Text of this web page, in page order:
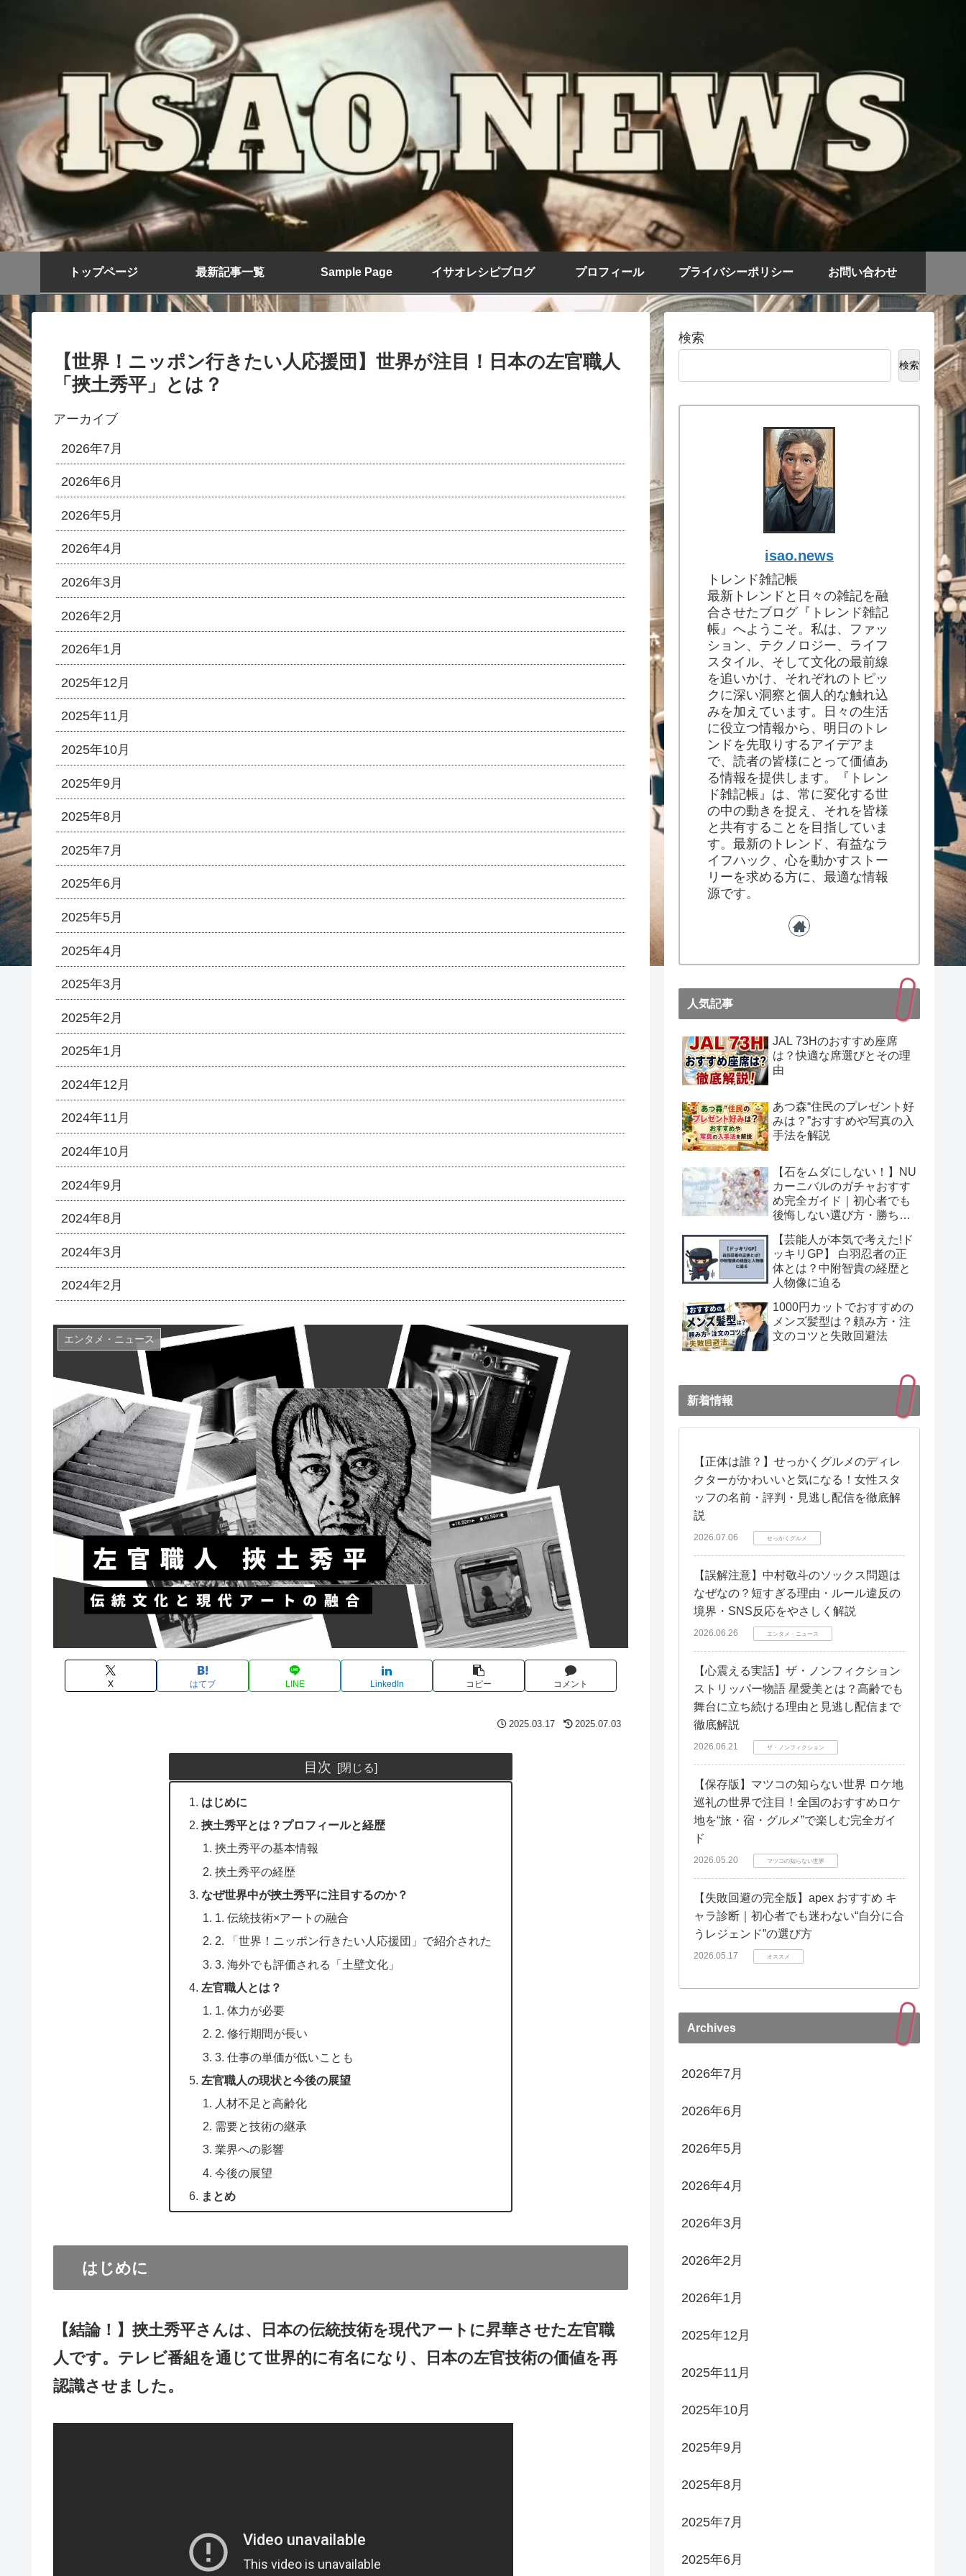
トップページ 最新記事一覧 Sample Page イサオレシピブログ プロフィール プライバシーポリシー お問い合わせ
【世界！ニッポン行きたい人応援団】世界が注目！日本の左官職人
「挾土秀平」とは？
アーカイブ
2026年7月
2026年6月
2026年5月
2026年4月
2026年3月
2026年2月
2026年1月
2025年12月
2025年11月
2025年10月
2025年9月
2025年8月
2025年7月
2025年6月
2025年5月
2025年4月
2025年3月
2025年2月
2025年1月
2024年12月
2024年11月
2024年10月
2024年9月
2024年8月
2024年3月
2024年2月
エンタメ・ニュース
X はてブ LINE LinkedIn コピー コメント
2025.03.17 2025.07.03
目次
はじめに
挾土秀平とは？プロフィールと経歴
挾土秀平の基本情報
挾土秀平の経歴
なぜ世界中が挾土秀平に注目するのか？
1. 伝統技術×アートの融合
2. 「世界！ニッポン行きたい人応援団」で紹介された
3. 海外でも評価される「土壁文化」
左官職人とは？
1. 体力が必要
2. 修行期間が長い
3. 仕事の単価が低いことも
左官職人の現状と今後の展望
人材不足と高齢化
需要と技術の継承
業界への影響
今後の展望
まとめ
はじめに
【結論！】挾土秀平さんは、日本の伝統技術を現代アートに昇華させた左官職
人です。テレビ番組を通じて世界的に有名になり、日本の左官技術の価値を再
認識させました。
検索
検索
isao.news
トレンド雑記帳
最新トレンドと日々の雑記を融
合させたブログ『トレンド雑記
帳』へようこそ。私は、ファッ
ション、テクノロジー、ライフ
スタイル、そして文化の最前線
を追いかけ、それぞれのトピッ
クに深い洞察と個人的な触れ込
みを加えています。日々の生活
に役立つ情報から、明日のトレ
ンドを先取りするアイデアま
で、読者の皆様にとって価値あ
る情報を提供します。『トレン
ド雑記帳』は、常に変化する世
の中の動きを捉え、それを皆様
と共有することを目指していま
す。最新のトレンド、有益なラ
イフハック、心を動かすストー
リーを求める方に、最適な情報
源です。
人気記事
JAL 73Hのおすすめ座席
は？快適な席選びとその理
由
あつ森“住民のプレゼント好
みは？”おすすめや写真の入
手法を解説
【石をムダにしない！】NU
カーニバルのガチャおすす
め完全ガイド｜初心者でも
後悔しない選び方・勝ちパ
【芸能人が本気で考えた!ド
ッキリGP】 白羽忍者の正
体とは？中附智貴の経歴と
人物像に迫る
1000円カットでおすすめの
メンズ髪型は？頼み方・注
文のコツと失敗回避法
新着情報
【正体は誰？】せっかくグルメのディレ
クターがかわいいと気になる！女性スタ
ッフの名前・評判・見逃し配信を徹底解
説
2026.07.06 せっかくグルメ
【誤解注意】中村敬斗のソックス問題は
なぜなの？短すぎる理由・ルール違反の
境界・SNS反応をやさしく解説
2026.06.26 エンタメ・ニュース
【心震える実話】ザ・ノンフィクション
ストリッパー物語 星愛美とは？高齢でも
舞台に立ち続ける理由と見逃し配信まで
徹底解説
2026.06.21 ザ・ノンフィクション
【保存版】マツコの知らない世界 ロケ地
巡礼の世界で注目！全国のおすすめロケ
地を“旅・宿・グルメ”で楽しむ完全ガイ
ド
2026.05.20 マツコの知らない世界
【失敗回避の完全版】apex おすすめ キ
ャラ診断｜初心者でも迷わない“自分に合
うレジェンド”の選び方
2026.05.17 オススメ
Archives
2026年7月
2026年6月
2026年5月
2026年4月
2026年3月
2026年2月
2026年1月
2025年12月
2025年11月
2025年10月
2025年9月
2025年8月
2025年7月
2025年6月